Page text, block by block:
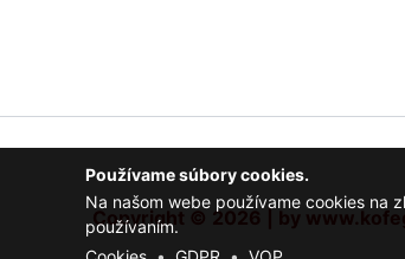
Copyright © 2026 | by
Používame súbory cookies.
Na našom webe používame cookies na
používaním.